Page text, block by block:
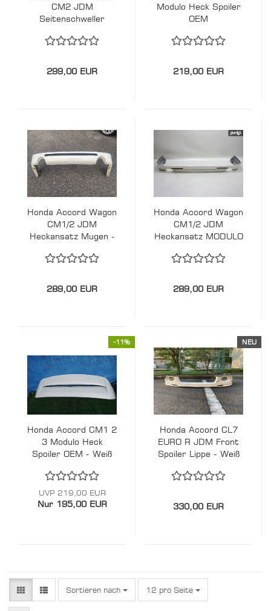
CM2 JDM
Seitenschweller
299,00 EUR
Modulo Heck Spoiler
OEM
219,00 EUR
Honda Accord Wagon
CM1/2 JDM
Heckansatz Mugen -
289,00 EUR
Honda Accord Wagon
CM1/2 JDM
Heckansatz MODULO
289,00 EUR
-11%
Honda Accord CM1 2
3 Modulo Heck
Spoiler OEM - Weiß
UVP 219,00 EUR
Nur 195,00 EUR
NEU
Honda Accord CL7
EURO R JDM Front
Spoiler Lippe - Weiß
330,00 EUR
Sortieren nach
Sortieren nach 12 pro Seite
pro Seite